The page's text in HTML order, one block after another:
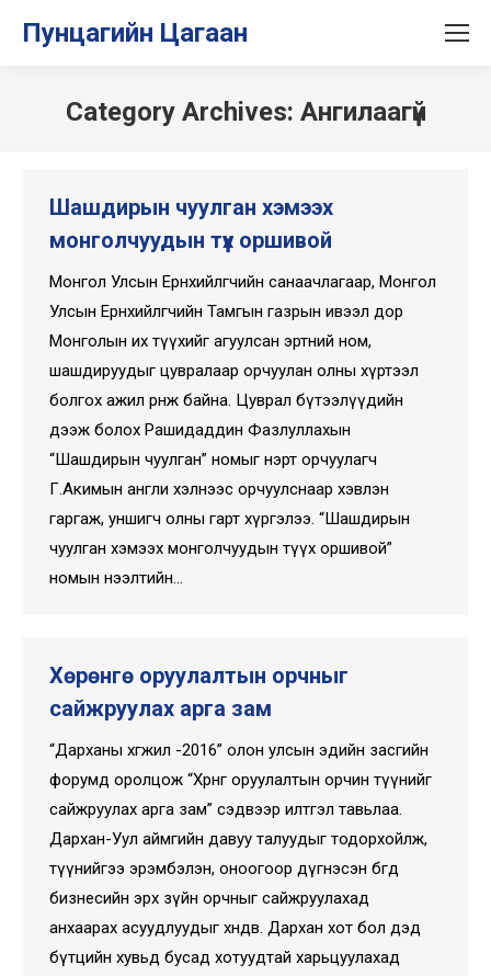
Пунцагийн Цагаан
Category Archives: Ангилаагүй
Шашдирын чуулган хэмээх
монголчуудын түүх оршивой
Монгол Улсын Ерөнхийлөгчийн санаачлагаар, Монгол
Улсын Ерөнхийлөгчийн Тамгын газрын ивээл дор
Монголын их түүхийг агуулсан эртний ном,
шашдируудыг цувралаар орчуулан олны хүртээл
болгох ажил өрнөж байна. Цуврал бүтээлүүдийн
дээж болох Рашидаддин Фазлуллахын
“Шашдирын чуулган” номыг нэрт орчуулагч
Г.Акимын англи хэлнээс орчуулснаар хэвлэн
гаргаж, уншигч олны гарт хүргэлээ. “Шашдирын
чуулган хэмээх монголчуудын түүх оршивой”
номын нээлтийн…
Хөрөнгө оруулалтын орчныг
сайжруулах арга зам
“Дарханы хөгжил -2016” олон улсын эдийн засгийн
форумд оролцож “Хөрөнгө оруулалтын орчин түүнийг
сайжруулах арга зам” сэдвээр илтгэл тавьлаа.
Дархан-Уул аймгийн давуу талуудыг тодорхойлж,
түүнийгээ эрэмбэлэн, оноогоор дүгнэсэн бөгөөд
бизнесийн эрх зүйн орчныг сайжруулахад
анхаарах асуудлуудыг хөндөв. Дархан хот бол дэд
бүтцийн хувьд бусад хотуудтай харьцуулахад